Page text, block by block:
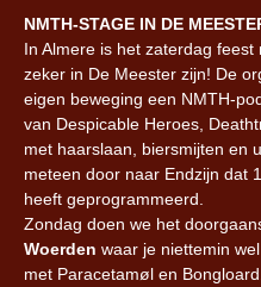
NMTH-STAGE IN DE
In Almere is het zaterdag
zeker in De Meester zijn! De
eigen beweging een NMTH-
van Despicable Heroes,
met haarslaan, biersmijten en
meteen door naar Endzijn dat
heeft geprogrammeerd.
Zondag doen we het
Woerden waar je niettemin
met Paracetamøl en